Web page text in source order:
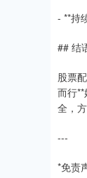
- **持
## 结
股票
而行
全，
---
*免责